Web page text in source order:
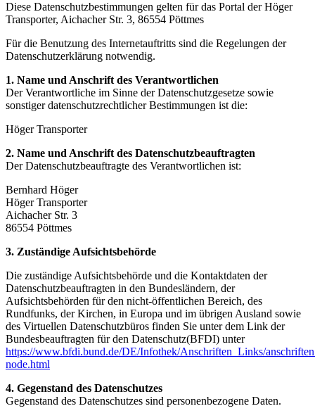
Diese Datenschutzbestimmungen gelten für das Portal der Höger
Transporter, Aichacher Str. 3, 86554 Pöttmes
Für die Benutzung des Internetauftritts sind die Regelungen der
Datenschutzerklärung notwendig.
1. Name und Anschrift des Verantwortlichen
Der Verantwortliche im Sinne der Datenschutzgesetze sowie
sonstiger datenschutzrechtlicher Bestimmungen ist die:
Höger Transporter
2. Name und Anschrift des Datenschutzbeauftragten
Der Datenschutzbeauftragte des Verantwortlichen ist:
Bernhard Höger
Höger Transporter
Aichacher Str. 3
86554 Pöttmes
3. Zuständige Aufsichtsbehörde
Die zuständige Aufsichtsbehörde und die Kontaktdaten der
Datenschutzbeauftragten in den Bundesländern, der
Aufsichtsbehörden für den nicht-öffentlichen Bereich, des
Rundfunks, der Kirchen, in Europa und im übrigen Ausland sowie
des Virtuellen Datenschutzbüros finden Sie unter dem Link der
Bundesbeauftragten für den Datenschutz(BFDI) unter
https://www.bfdi.bund.de/DE/Infothek/Anschriften_Links/
node.html
4. Gegenstand des Datenschutzes
Gegenstand des Datenschutzes sind personenbezogene Daten.